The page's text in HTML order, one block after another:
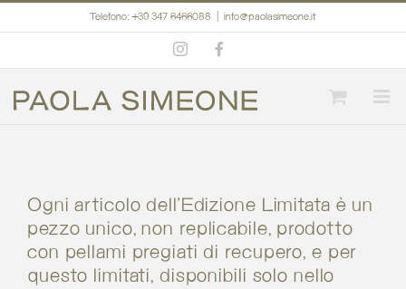
al
Telefono: +39 347 6466088 info@paolasimeone.it
Instagram
Ogni articolo dell’Edizione Limitata è un
pezzo unico, non replicabile, prodotto
con pellami pregiati di recupero, e per
questo limitati, disponibili solo nello